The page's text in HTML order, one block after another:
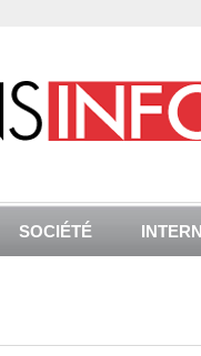
SOCIÉTÉ